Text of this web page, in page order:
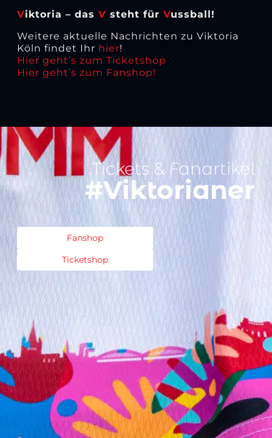
Viktoria – das V steht für Vussball!
Weitere aktuelle Nachrichten zu Viktoria
Köln findet Ihr hier!
Hier geht’s zum Ticketshop
Hier geht’s zum Fanshop!
Tickets & Fanartikel
#Viktorianer
Fanshop
Ticketshop